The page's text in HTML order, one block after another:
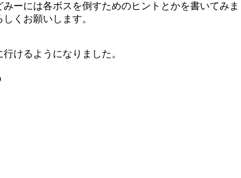
ーには各ボスを倒すためのヒントとかを書いてみま
くお願いします。
けるようになりました。